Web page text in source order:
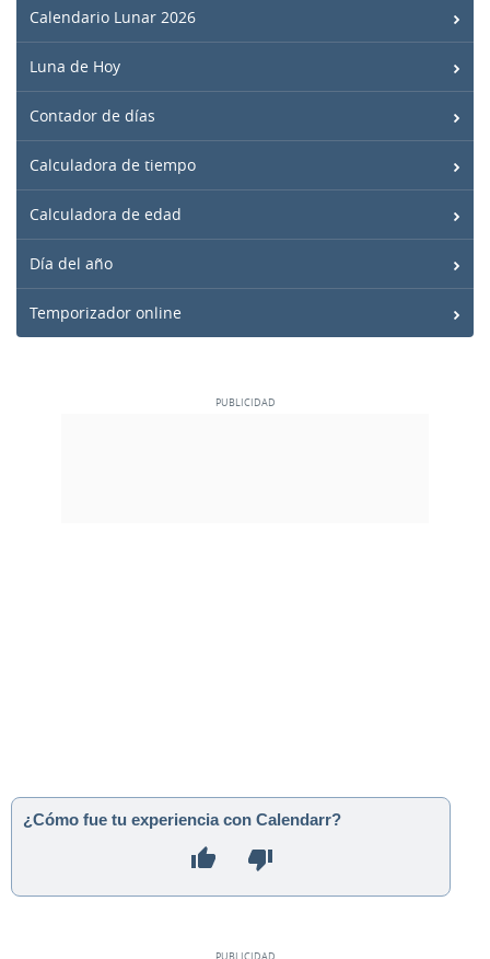
Calendario Lunar 2026
Luna de Hoy
Contador de días
Calculadora de tiempo
Calculadora de edad
Día del año
Temporizador online
¿Cómo fue tu experiencia con Calendarr?